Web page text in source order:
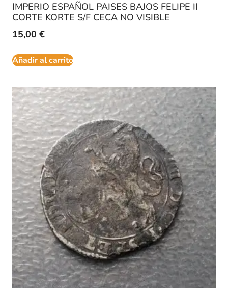
IMPERIO ESPAÑOL PAISES BAJOS FELIPE II
CORTE KORTE S/F CECA NO VISIBLE
15,00 €
Añadir al carrito